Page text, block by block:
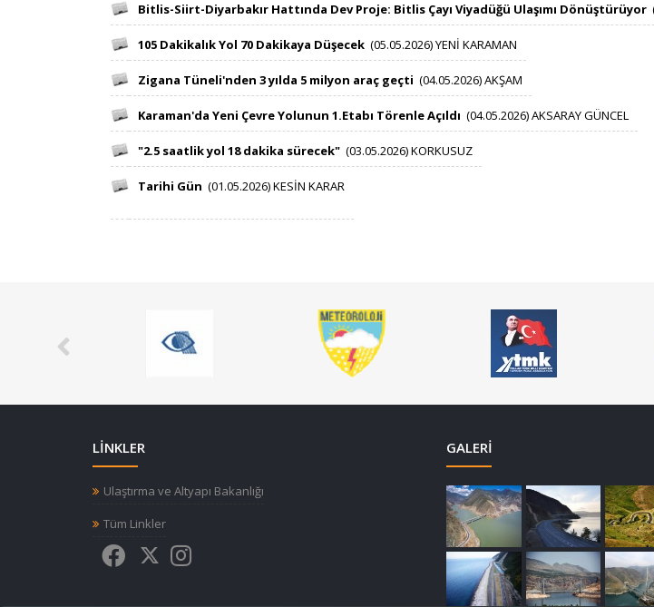
Bitlis-Siirt-Diyarbakır Hattında Dev Proje: Bitlis Çayı Viyadüğü Ulaşımı Dönüştürüyor
105 Dakikalık Yol 70 Dakikaya Düşecek (05.05.2026) YENİ KARAMAN​ ​​​
Zigana Tüneli'nden 3 yılda 5 milyon araç geçti (04.05.2026) AKŞAM​ ​​​
Karaman'da Yeni Çevre Yolunun 1.Etabı Törenle Açıldı (04.05.2026) AKSARAY GÜNCEL​​ ​​​
"2.5 saatlik yol 18 dakika sürecek" (03.05.2026) KORKUSUZ​ ​​​
Tarihi Gün (01.05.2026) KESİN KARAR​ ​​​
LİNKLER
Ulaştırma ve Altyapı Bakanlığı
Tüm Linkler
GALERI